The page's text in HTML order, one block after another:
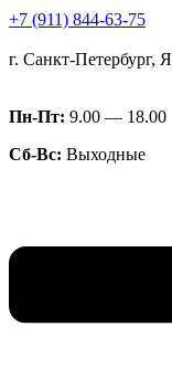
+7 (911) 844-63-75
г. Санкт-Петербург,
Пн-Пт: 9.00 — 18.00
Сб-Вс: Выходные